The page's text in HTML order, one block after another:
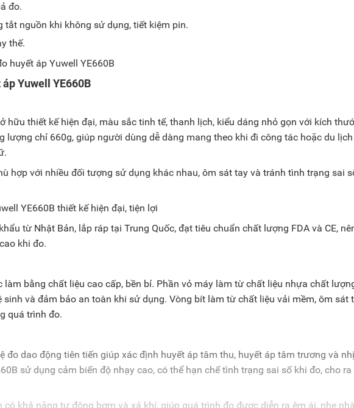
đo.
nguồn khi không sử dụng, tiết kiệm pin.
thế.
Yuwell YE660B
hữu thiết kế hiện đại, màu sắc tinh tế, thanh lịch, kiểu dáng nhỏ gọn với kích
lượng chỉ 660g, giúp người dùng dễ dàng mang theo khi đi công tác hoặc du
hợp với nhiều đối tượng sử dụng khác nhau, ôm sát tay và tránh tình trạng sai
từ Nhật Bản, lắp ráp tại Trung Quốc, đạt tiêu chuẩn chất lượng FDA và CE,
khi đo.
làm bằng chất liệu cao cấp, bền bỉ. Phần vỏ máy làm từ chất liệu nhựa chất
sinh và đảm bảo an toàn khi sử dụng. Vòng bít làm từ chất liệu vải mềm, ôm sát
quá trình đo.
đo dao động tiên tiến giúp xác định huyết áp tâm thu, huyết áp tâm trương và
sử dụng cảm biến độ nhạy cao, có thể hạn chế tình trạng sai số khi đo, cho ra
có khả năng tự động bơm và xả khí, giúp quá trình đo được diễn ra êm ái, nhẹ